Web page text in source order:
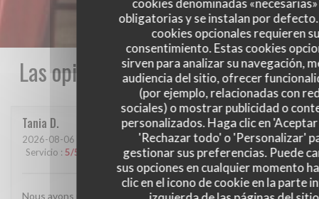
obligatorias y se instalan por
cookies opcionales requieren
consentimiento. Estas cookies
sirven para analizar su navegación,
audiencia del sitio, ofrecer
(por ejemplo, relacionadas con
sociales) o mostrar publicidad o
personalizados. Haga clic en
'Rechazar todo' o 'Personalizar'
gestionar sus preferencias. Puede
sus opciones en cualquier momento
clic en el icono de cookie en la parte
Las opiniones de nuestros clientes
Tania D
2026-08-06 - 19:30 - Invitados 3
Servicio : 5/5 Ambiente:5/5 Menú: 5/5 Calidad / Precio: 4/5
Nous avons passé une très belle soirée au mamama bistro. Le